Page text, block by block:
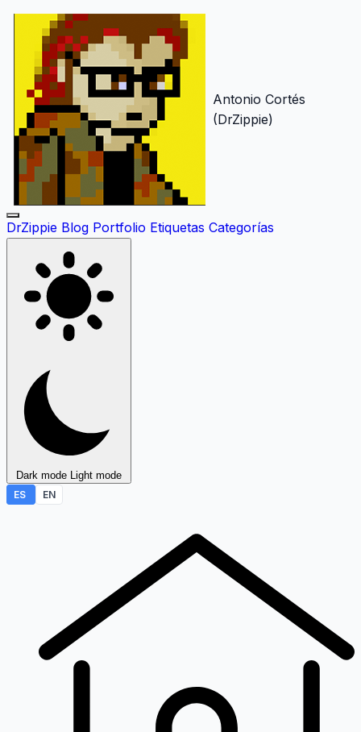
Antonio Cortés
(DrZippie)
DrZippie Blog Portfolio Etiquetas Categorías
Dark mode Light mode
ES
EN